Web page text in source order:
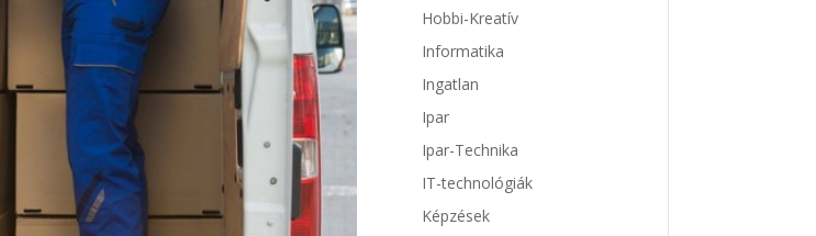
Hobbi-Kreatív
Informatika
Ingatlan
Ipar
Ipar-Technika
IT-technológiák
Képzések